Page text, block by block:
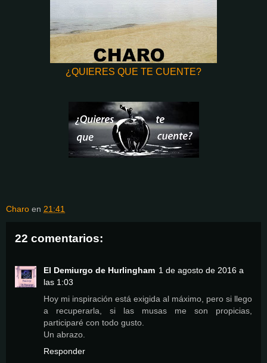
¿QUIERES QUE TE CUENTE?
Charo en 21:41
22 comentarios:
El Demiurgo de Hurlingham 1 de agosto de 2016 a
las 1:03
Hoy mi inspiración está exigida al máximo, pero si llego
a recuperarla, si las musas me son propicias,
participaré con todo gusto.
Un abrazo.
Responder